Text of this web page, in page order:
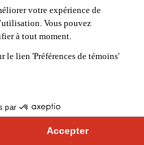
et nos